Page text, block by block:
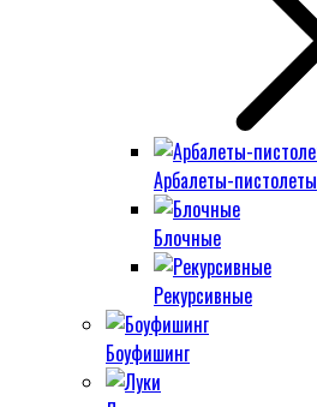
Арбалеты-пистолеты
Блочные
Рекурсивные
Боуфишинг